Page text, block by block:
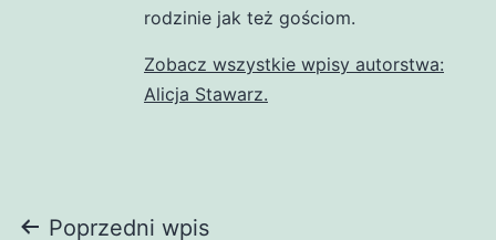
rodzinie jak też gościom.
Zobacz wszystkie wpisy autorstwa:
Alicja Stawarz.
Poprzedni wpis